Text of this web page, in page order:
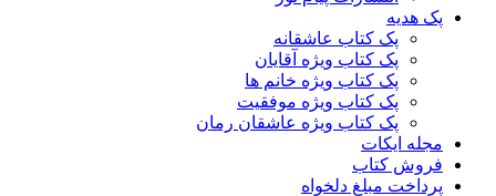
پک هدیه
پک کتاب عاشقانه
پک کتاب ویژه آقایان
پک کتاب ویژه خانم ها
پک کتاب ویژه موفقیت
پک کتاب ویژه عاشقان رمان
مجله ایکات
فروش کتاب
پرداخت مبلغ دلخواه